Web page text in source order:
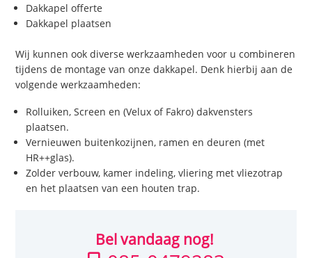
Dakkapel offerte
Dakkapel plaatsen
Wij kunnen ook diverse werkzaamheden voor u combineren
tijdens de montage van onze dakkapel. Denk hierbij aan de
volgende werkzaamheden:
Rolluiken, Screen en (Velux of Fakro) dakvensters
plaatsen.
Vernieuwen buitenkozijnen, ramen en deuren (met
HR++glas).
Zolder verbouw, kamer indeling, vliering met vliezotrap
en het plaatsen van een houten trap.
Bel vandaag nog!